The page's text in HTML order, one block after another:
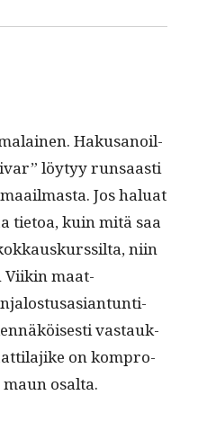
Haku­sanoil­
löy­tyy run­saasti
Jos halu­at
tietoa, kuin mitä saa
niin
Viikin maat­
vas­tauk­
on kom­pro­
osalta.